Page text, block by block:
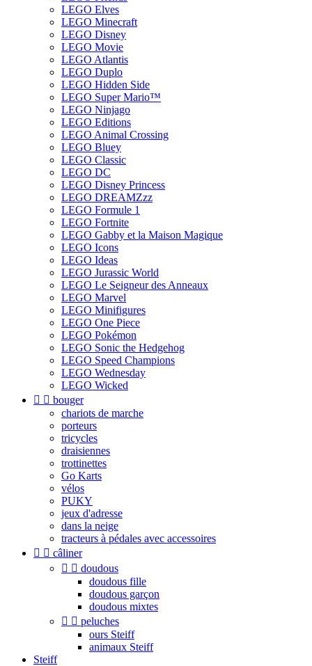
LEGO Elves
LEGO Minecraft
LEGO Disney
LEGO Movie
LEGO Atlantis
LEGO Duplo
LEGO Hidden Side
LEGO Super Mario™
LEGO Ninjago
LEGO Editions
LEGO Animal Crossing
LEGO Bluey
LEGO Classic
LEGO DC
LEGO Disney Princess
LEGO DREAMZzz
LEGO Formule 1
LEGO Fortnite
LEGO Gabby et la Maison Magique
LEGO Icons
LEGO Ideas
LEGO Jurassic World
LEGO Le Seigneur des Anneaux
LEGO Marvel
LEGO Minifigures
LEGO One Piece
LEGO Pokémon
LEGO Sonic the Hedgehog
LEGO Speed Champions
LEGO Wednesday
LEGO Wicked
  bouger
chariots de marche
porteurs
tricycles
draisiennes
trottinettes
Go Karts
vélos
PUKY
jeux d'adresse
dans la neige
tracteurs à pédales avec accessoires
  câliner
  doudous
doudous fille
doudous garçon
doudous mixtes
  peluches
ours Steiff
animaux Steiff
Steiff